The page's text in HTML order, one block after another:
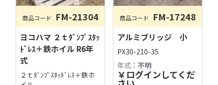
商品コード FM-21304
ヨコハマ ２ｔﾀﾞﾝﾌﾟｽﾀｯ
ﾄﾞﾚｽ＋鉄ホイル R6年
式
２ｔﾀﾞﾝﾌﾟｽﾀｯﾄﾞﾚｽ＋鉄ホ
商品コード FM-17248
アルミブリッジ 小
PX30-210-35
年式： 不明
￥ログインしてくだ
フィールドマシナリーAIチャットへようこそ！
古物商許可：長野県公安委員会 第481280800012号
〒391-0013 長野県茅野市宮川2768-1